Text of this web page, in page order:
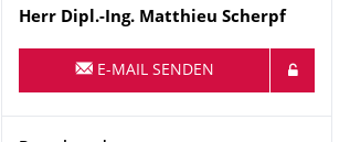
Name
Herr Dipl.-Ing. Matthieu Scherpf
E-MAIL SENDEN